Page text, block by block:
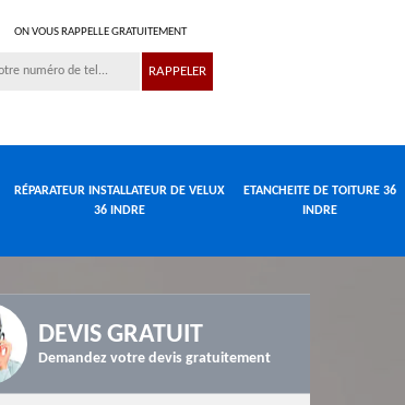
ON VOUS RAPPELLE GRATUITEMENT
RÉPARATEUR INSTALLATEUR DE VELUX
36 INDRE
ETANCHEITE DE TOITURE 36
INDRE
de charpente
36 Indre
Réparateur
DEVIS GRATUIT
Demandez votre devis gratuitement